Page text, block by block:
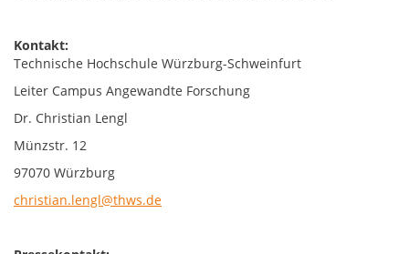
Kontakt:
Technische Hochschule Würzburg-Schweinfurt
Leiter Campus Angewandte Forschung
Dr. Christian Lengl
Münzstr. 12
97070 Würzburg
christian.lengl@thws.de